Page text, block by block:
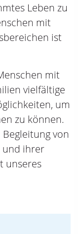
Leben zu
mit
ist
mit
vielfältige
um
zu können.
von
und ihrer
unseres